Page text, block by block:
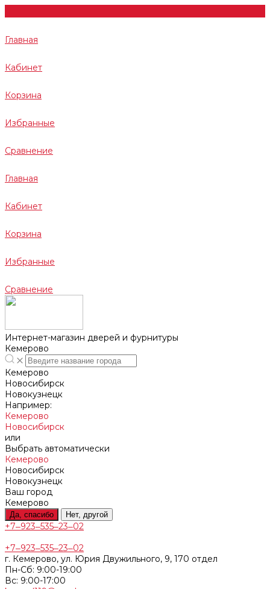
Главная
Кабинет
Корзина
Избранные
Сравнение
Главная
Кабинет
Корзина
Избранные
Сравнение
Интернет-магазин дверей и фурнитуры
Кемерово
Кемерово
Новосибирск
Новокузнецк
Например:
Кемерово
Новосибирск
или
Выбрать автоматически
Кемерово
Новосибирск
Новокузнецк
Ваш город
Кемерово
Да, спасибо Нет, другой
+7‒923‒535‒23‒02
+7‒923‒535‒23‒02
г. Кемерово, ул. Юрия Двужильного, 9, 170 отдел
Пн-Сб: 9:00-19:00
Вс: 9:00-17:00